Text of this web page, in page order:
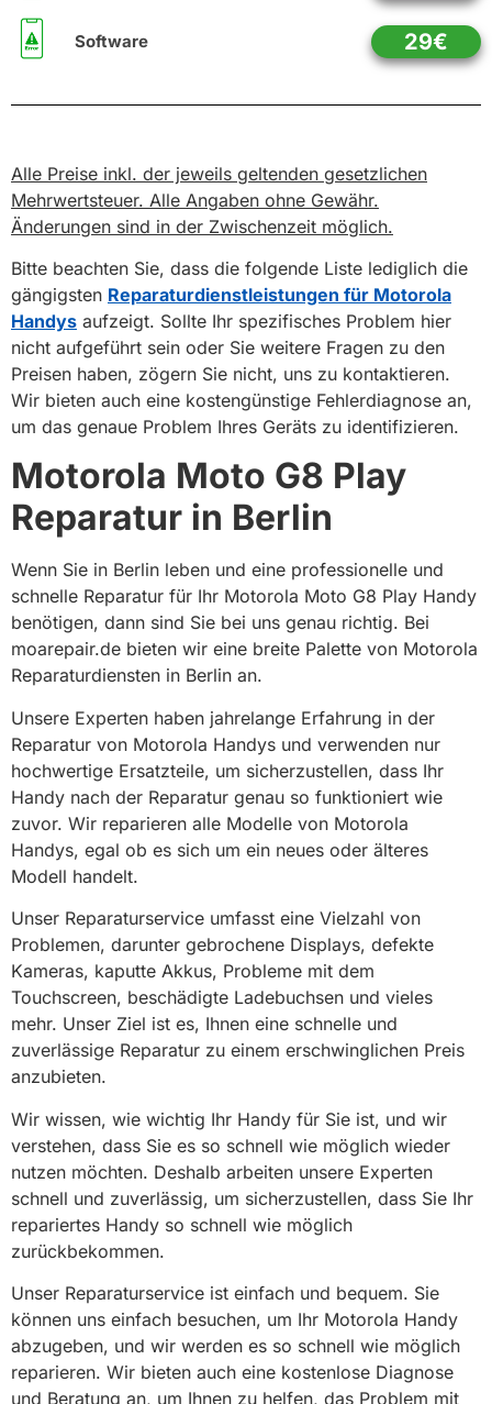
Software 29€
Alle Preise inkl. der jeweils geltenden gesetzlichen
Mehrwertsteuer. Alle Angaben ohne Gewähr.
Änderungen sind in der Zwischenzeit möglich.
Bitte beachten Sie, dass die folgende Liste lediglich die
gängigsten Reparaturdienstleistungen für Motorola
Handys aufzeigt. Sollte Ihr spezifisches Problem hier
nicht aufgeführt sein oder Sie weitere Fragen zu den
Preisen haben, zögern Sie nicht, uns zu kontaktieren.
Wir bieten auch eine kostengünstige Fehlerdiagnose an,
um das genaue Problem Ihres Geräts zu identifizieren.
Motorola Moto G8 Play
Reparatur in Berlin
Wenn Sie in Berlin leben und eine professionelle und
schnelle Reparatur für Ihr Motorola Moto G8 Play Handy
benötigen, dann sind Sie bei uns genau richtig. Bei
moarepair.de bieten wir eine breite Palette von Motorola
Reparaturdiensten in Berlin an.
Unsere Experten haben jahrelange Erfahrung in der
Reparatur von Motorola Handys und verwenden nur
hochwertige Ersatzteile, um sicherzustellen, dass Ihr
Handy nach der Reparatur genau so funktioniert wie
zuvor. Wir reparieren alle Modelle von Motorola
Handys, egal ob es sich um ein neues oder älteres
Modell handelt.
Unser Reparaturservice umfasst eine Vielzahl von
Problemen, darunter gebrochene Displays, defekte
Kameras, kaputte Akkus, Probleme mit dem
Touchscreen, beschädigte Ladebuchsen und vieles
mehr. Unser Ziel ist es, Ihnen eine schnelle und
zuverlässige Reparatur zu einem erschwinglichen Preis
anzubieten.
Wir wissen, wie wichtig Ihr Handy für Sie ist, und wir
verstehen, dass Sie es so schnell wie möglich wieder
nutzen möchten. Deshalb arbeiten unsere Experten
schnell und zuverlässig, um sicherzustellen, dass Sie Ihr
repariertes Handy so schnell wie möglich
zurückbekommen.
Unser Reparaturservice ist einfach und bequem. Sie
können uns einfach besuchen, um Ihr Motorola Handy
abzugeben, und wir werden es so schnell wie möglich
reparieren. Wir bieten auch eine kostenlose Diagnose
und Beratung an, um Ihnen zu helfen, das Problem mit